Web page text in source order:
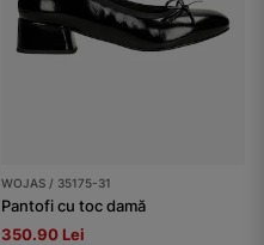
WOJAS / 35175-31
Pantofi cu toc damă
350.90 Lei